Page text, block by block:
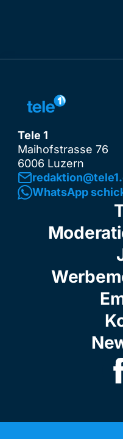
Tele 1
Maihofstrasse 76
6006 Luzern
WhatsApp